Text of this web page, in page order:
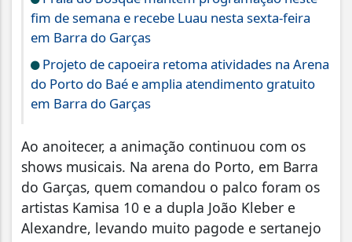
fim de semana e recebe Luau nesta sexta-feira
em Barra do Garças
Projeto de capoeira retoma atividades na Arena
do Porto do Baé e amplia atendimento gratuito
em Barra do Garças
Ao anoitecer, a animação continuou com os
shows musicais. Na arena do Porto, em Barra
do Garças, quem comandou o palco foram os
artistas Kamisa 10 e a dupla João Kleber e
Alexandre, levando muito pagode e sertanejo